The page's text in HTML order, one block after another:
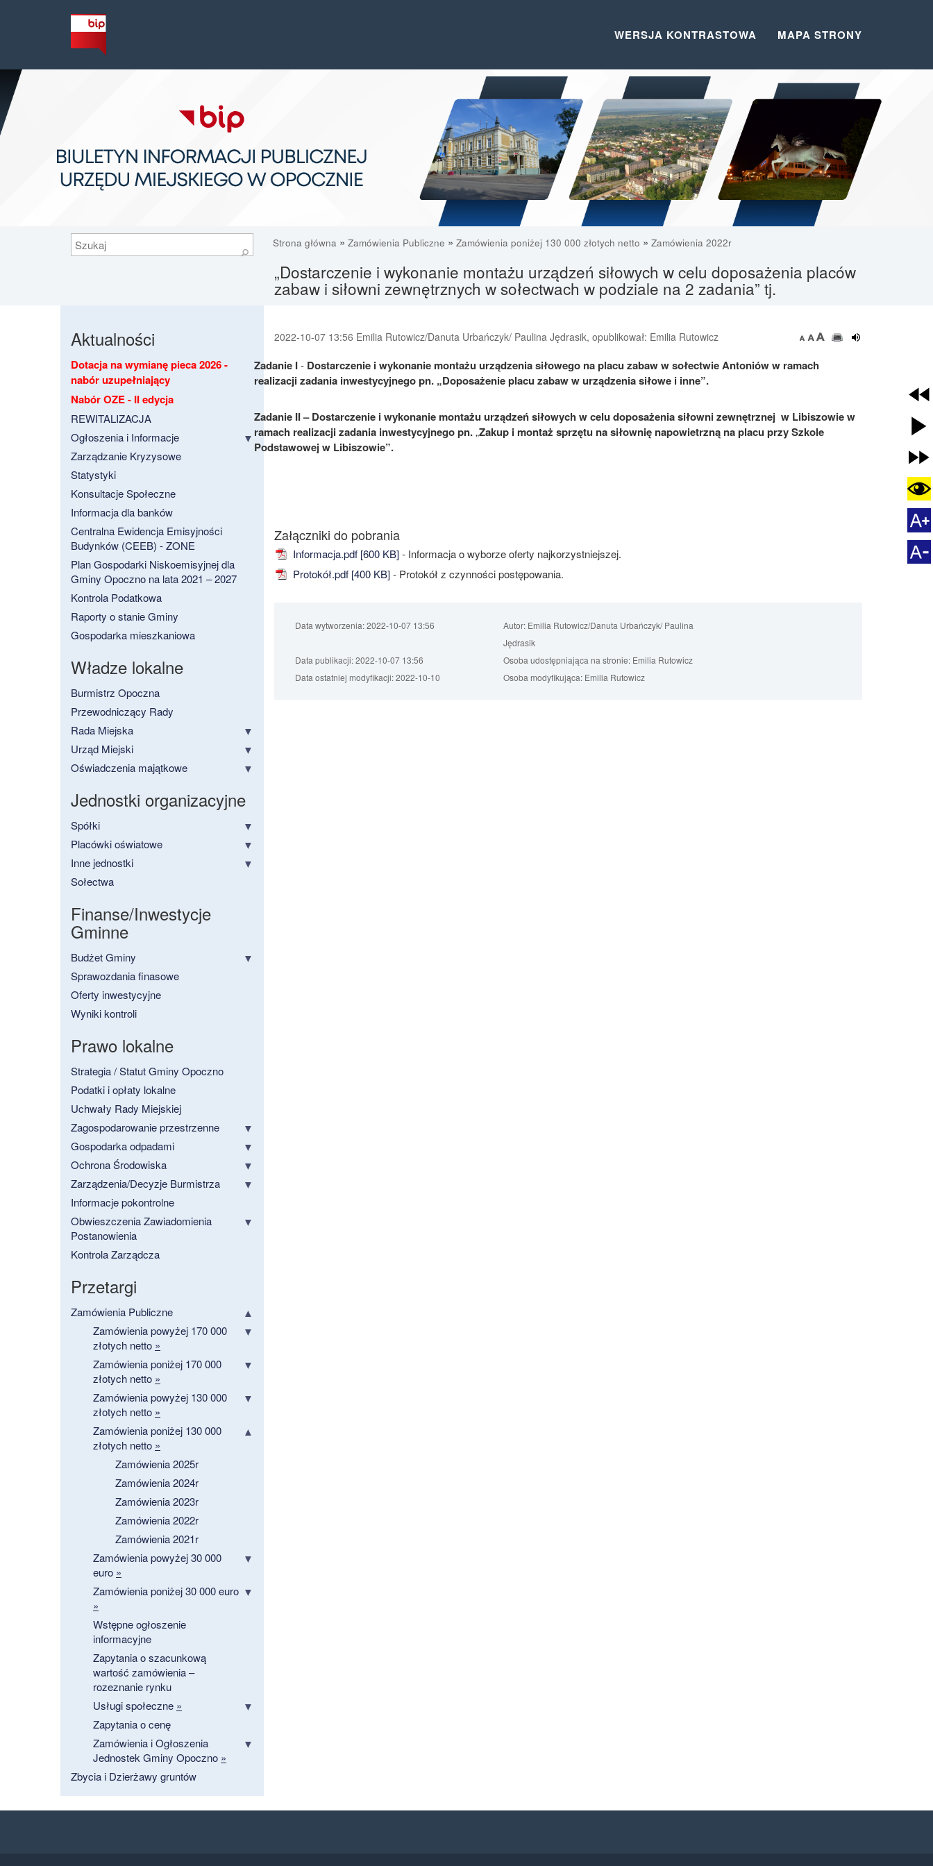
WERSJA KONTRASTOWA MAPA STRONY
Szukaj
⚲
Strona główna » Zamówienia Publiczne » Zamówienia poniżej 130 000 złotych netto » Zamówienia 2022r
„Dostarczenie i wykonanie montażu urządzeń siłowych w celu doposażenia placów
zabaw i siłowni zewnętrznych w sołectwach w podziale na 2 zadania” tj.
Aktualności
Dotacja na wymianę pieca 2026 -
nabór uzupełniający
Nabór OZE - II edycja
REWITALIZACJA
Ogłoszenia i Informacje
Zarządzanie Kryzysowe
Statystyki
Konsultacje Społeczne
Informacja dla banków
Centralna Ewidencja Emisyjności
Budynków (CEEB) - ZONE
Plan Gospodarki Niskoemisyjnej dla
Gminy Opoczno na lata 2021 – 2027
Kontrola Podatkowa
Raporty o stanie Gminy
Gospodarka mieszkaniowa
Władze lokalne
Burmistrz Opoczna
Przewodniczący Rady
Rada Miejska
Urząd Miejski
Oświadczenia majątkowe
Jednostki organizacyjne
Spółki
Placówki oświatowe
Inne jednostki
Sołectwa
Finanse/Inwestycje
Gminne
Budżet Gminy
Sprawozdania finasowe
Oferty inwestycyjne
Wyniki kontroli
Prawo lokalne
Strategia / Statut Gminy Opoczno
Podatki i opłaty lokalne
Uchwały Rady Miejskiej
Zagospodarowanie przestrzenne
Gospodarka odpadami
Ochrona Środowiska
Zarządzenia/Decyzje Burmistrza
Informacje pokontrolne
Obwieszczenia Zawiadomienia
Postanowienia
Kontrola Zarządcza
Przetargi
Zamówienia Publiczne
Zamówienia powyżej 170 000
złotych netto »
Zamówienia poniżej 170 000
złotych netto »
Zamówienia powyżej 130 000
złotych netto »
Zamówienia poniżej 130 000
złotych netto »
Zamówienia 2025r
Zamówienia 2024r
Zamówienia 2023r
Zamówienia 2022r
Zamówienia 2021r
Zamówienia powyżej 30 000
euro »
Zamówienia poniżej 30 000 euro
»
Wstępne ogłoszenie
informacyjne
Zapytania o szacunkową
wartość zamówienia –
rozeznanie rynku
Usługi społeczne »
Zapytania o cenę
Zamówienia i Ogłoszenia
Jednostek Gminy Opoczno »
Zbycia i Dzierżawy gruntów
2022-10-07 13:56 Emilia Rutowicz/Danuta Urbańczyk/ Paulina Jędrasik, opublikował: Emilia Rutowicz
Zadanie I- Dostarczenie i wykonanie montażu urządzenia siłowego na placu zabaw w sołectwie Antoniów w ramach
realizacji zadania inwestycyjnego pn. „Doposażenie placu zabaw w urządzenia siłowe i inne”.
Zadanie II –Dostarczenie i wykonanie montażu urządzeń siłowych w celu doposażenia siłowni zewnętrznej w Libiszowie w
ramach realizacji zadania inwestycyjnego pn.„Zakup i montaż sprzętu na siłownię napowietrzną na placu przy Szkole
Podstawowej w Libiszowie”.
Załączniki do pobrania
Informacja.pdf [600 KB]- Informacja o wyborze oferty najkorzystniejszej.
Protokół.pdf [400 KB]- Protokół z czynności postępowania.
Data wytworzenia:2022-10-07 13:56 Autor:Emilia Rutowicz/Danuta Urbańczyk/ Paulina
Jędrasik
Data publikacji:2022-10-07 13:56 Osoba udostępniająca na stronie:Emilia Rutowicz
Data ostatniej modyfikacji:2022-10-10 Osoba modyfikująca:Emilia Rutowicz